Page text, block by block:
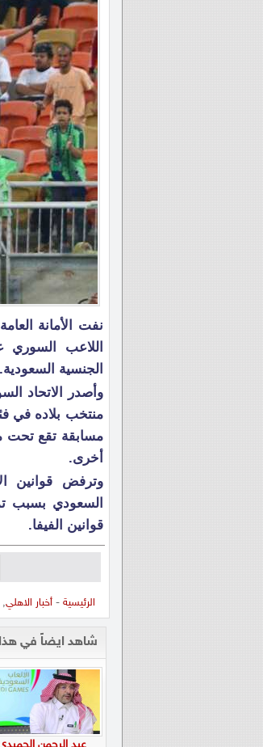
نفت الأمانة
اللاعب
الجنسية السعودية.
وأصدر الاتحاد
مسابقة تقع تحت
أخرى.
وترفض قوانين
قوانين الفيفا.
الرئيسية -أخبار الاهلي,
شاهد ايضاً في